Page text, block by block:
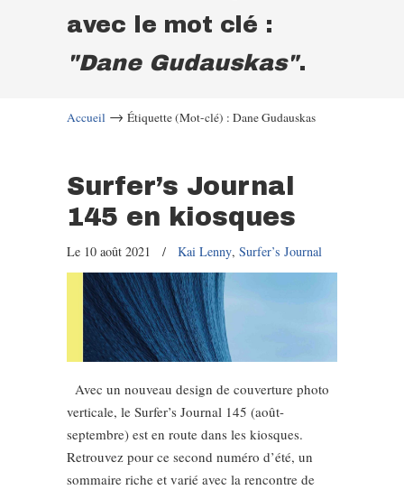
avec le mot clé :
"Dane Gudauskas".
Accueil → Étiquette (Mot-clé) : Dane Gudauskas
Surfer’s Journal
145 en kiosques
Le 10 août 2021 / Kai Lenny, Surfer’s Journal
Avec un nouveau design de couverture photo
verticale, le Surfer’s Journal 145 (août-
septembre) est en route dans les kiosques.
Retrouvez pour ce second numéro d’été, un
sommaire riche et varié avec la rencontre de